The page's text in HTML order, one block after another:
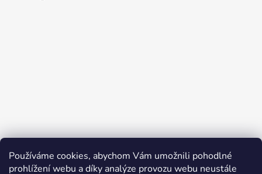
Používáme cookies, abychom Vám umožnili pohodlné
prohlížení webu a díky analýze provozu webu neustále